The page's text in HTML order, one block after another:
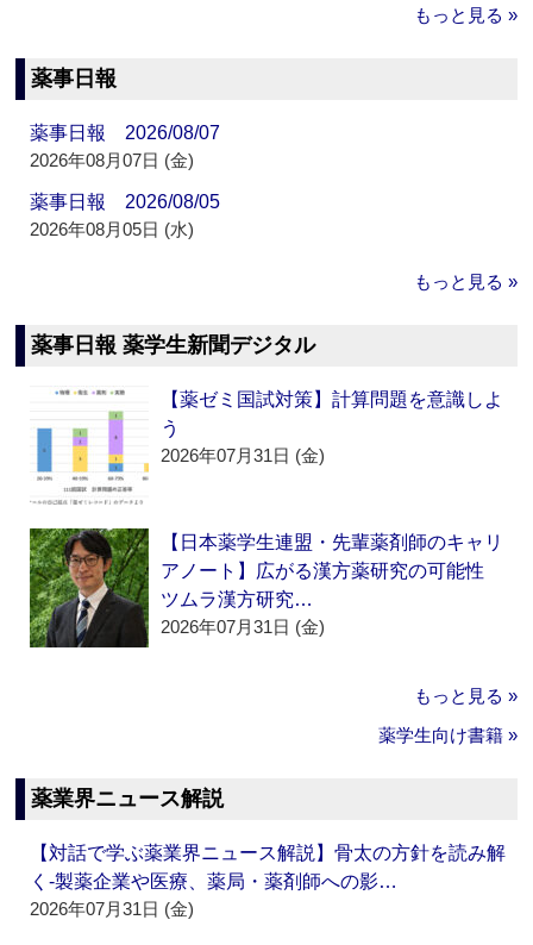
もっと見る »
薬事日報
薬事日報 2026/08/07
2026年08月07日 (金)
薬事日報 2026/08/05
2026年08月05日 (水)
もっと見る »
薬事日報 薬学生新聞デジタル
【薬ゼミ国試対策】計算問題を意識しよ
う
2026年07月31日 (金)
【日本薬学生連盟・先輩薬剤師のキャリ
アノート】広がる漢方薬研究の可能性
ツムラ漢方研究…
2026年07月31日 (金)
もっと見る »
薬学生向け書籍 »
薬業界ニュース解説
【対話で学ぶ薬業界ニュース解説】骨太の方針を読み解
く‐製薬企業や医療、薬局・薬剤師への影…
2026年07月31日 (金)